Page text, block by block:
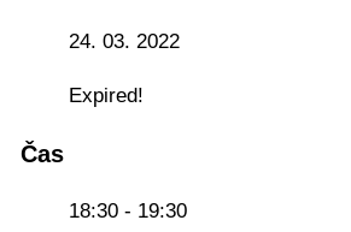
24. 03. 2022
Expired!
Čas
18:30 - 19:30